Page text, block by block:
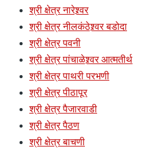
श्री क्षेत्र नारेश्र्वर
श्री क्षेत्र नीलकंठेश्र्वर बडोदा
श्री क्षेत्र पवनी
श्री क्षेत्र पांचाळेश्र्वर आत्मतीर्थ
श्री क्षेत्र पाथरी परभणी
श्री क्षेत्र पीठापूर
श्री क्षेत्र पैजारवाडी
श्री क्षेत्र पैठण
श्री क्षेत्र बाचणी